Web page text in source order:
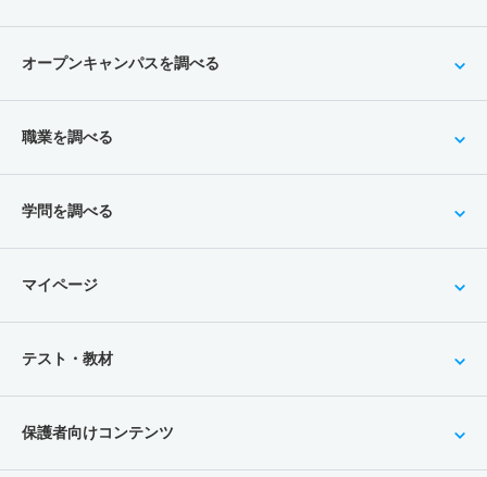
オープンキャンパスを調べる
職業を調べる
学問を調べる
マイページ
テスト・教材
保護者向けコンテンツ